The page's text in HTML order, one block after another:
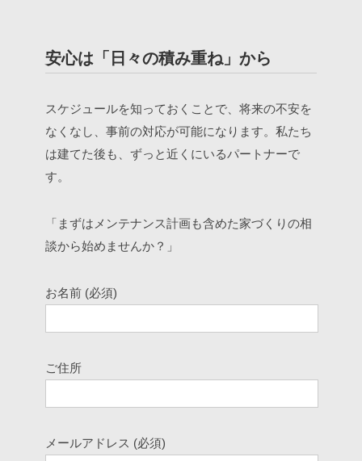
安心は「日々の積み重ね」から
スケジュールを知っておくことで、将来の不安を
なくなし、事前の対応が可能になります。私たち
は建てた後も、ずっと近くにいるパートナーで
す。
「まずはメンテナンス計画も含めた家づくりの相
談から始めませんか？」
お名前 (必須)
ご住所
メールアドレス (必須)